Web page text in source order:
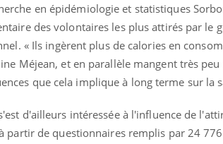
en épidémiologie et statistiques
des volontaires les plus attirés par le
« Ils ingèrent plus de calories en
Méjean, et en parallèle mangent très
que cela implique à long terme sur la
d'ailleurs intéressée à l'influence de
partir de questionnaires remplis par 24
comprendre pour
mental ou
multiples ce qui la rend
Youtube
Insuline &
osait en parler??
En 2026, l'insuline
patients comme